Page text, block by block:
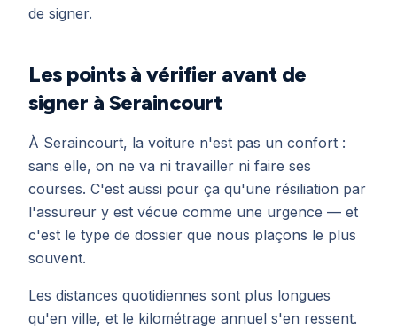
de signer.
Les points à vérifier avant de
signer à Seraincourt
À Seraincourt, la voiture n'est pas un confort :
sans elle, on ne va ni travailler ni faire ses
courses. C'est aussi pour ça qu'une résiliation par
l'assureur y est vécue comme une urgence — et
c'est le type de dossier que nous plaçons le plus
souvent.
Les distances quotidiennes sont plus longues
qu'en ville, et le kilométrage annuel s'en ressent.